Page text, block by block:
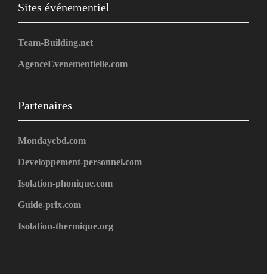
Sites événementiel
Team-Building.net
AgenceEvenementielle.com
Partenaires
Mondaycbd.com
Developpement-personnel.com
Isolation-phonique.com
Guide-prix.com
Isolation-thermique.org